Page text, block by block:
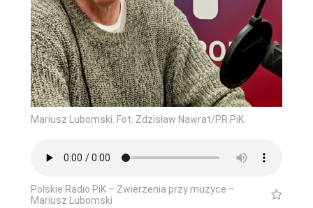
Mariusz Lubomski. Fot. Zdzisław Nawrat/PR PiK
Polskie Radio PiK – Zwierzenia przy muzyce –
Mariusz Lubomski